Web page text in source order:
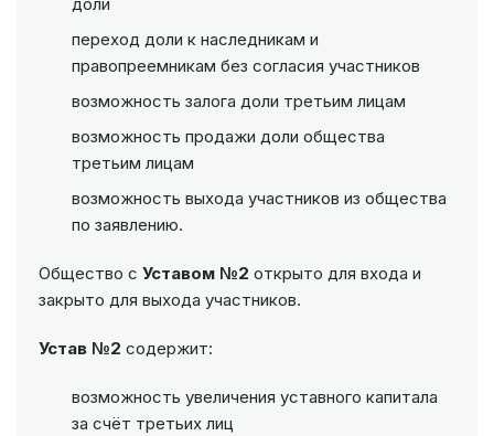
доли
переход доли к наследникам и
правопреемникам без согласия участников
возможность залога доли третьим лицам
возможность продажи доли общества
третьим лицам
возможность выхода участников из общества
по заявлению.
Общество с Уставом №2 открыто для входа и
закрыто для выхода участников.
Устав №2 содержит:
возможность увеличения уставного капитала
за счёт третьих лиц